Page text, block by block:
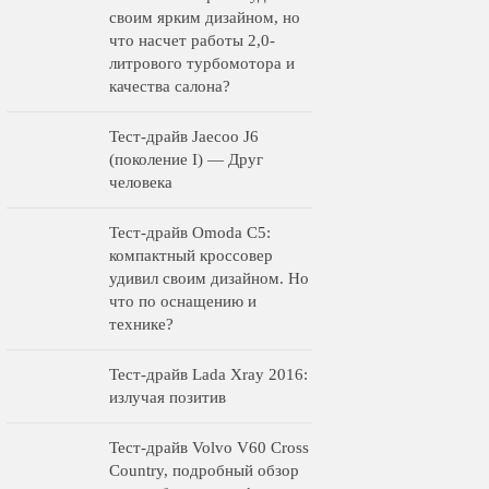
своим ярким дизайном, но
что насчет работы 2,0-
литрового турбомотора и
качества салона?
Тест-драйв Jaecoo J6
(поколение I) — Друг
человека
Тест-драйв Omoda C5:
компактный кроссовер
удивил своим дизайном. Но
что по оснащению и
технике?
Тест-драйв Lada Xray 2016:
излучая позитив
Тест-драйв Volvo V60 Cross
Country, подробный обзор